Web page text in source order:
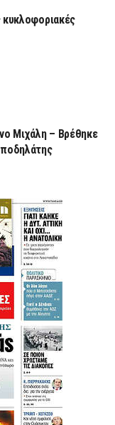
κυκλοφοριακές
Μιχάλη – Βρέθηκε